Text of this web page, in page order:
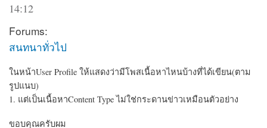
14:12
Forums:
สนทนาทั่วไป
ในหน้าUser Profile ให้แสดงว่ามีโพสเนื้อหาไหนบ้างที่ได้เขียน(ตาม
รูปแนบ)
1. แต่เป็นเนื้อหาContent Type ไม่ใช่กระดานข่าวเหมือนตัวอย่าง
ขอบคุณครับผม